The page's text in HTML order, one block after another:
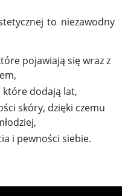
to niezawodny
pojawiają się wraz z
które dodają lat,
skóry, dzięki czemu
i pewności siebie.